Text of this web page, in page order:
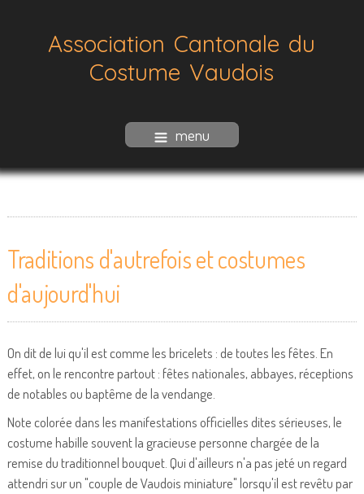
Association Cantonale du
Costume Vaudois
menu
Traditions d'autrefois et costumes
d'aujourd'hui
On dit de lui qu'il est comme les bricelets : de toutes les fêtes. En
effet, on le rencontre partout : fêtes nationales, abbayes, réceptions
de notables ou baptême de la vendange.
Note colorée dans les manifestations officielles dites sérieuses, le
costume habille souvent la gracieuse personne chargée de la
remise du traditionnel bouquet. Qui d'ailleurs n'a pas jeté un regard
attendri sur un "couple de Vaudois miniature" lorsqu'il est revêtu par